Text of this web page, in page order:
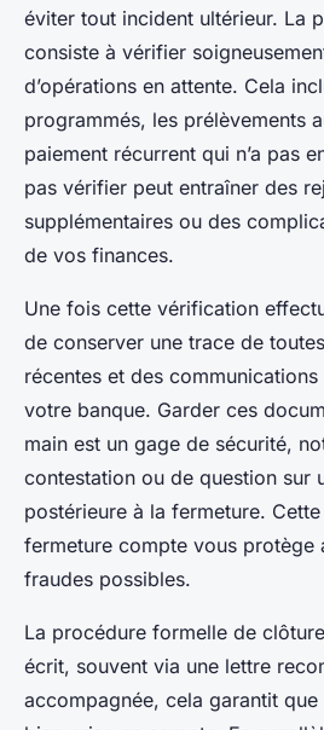
éviter tout incident ultérieur. La
consiste à vérifier
d’opérations en attente. Cela
programmés, les prélèvements
paiement récurrent qui n’a pas
pas vérifier peut entraîner des
supplémentaires ou des
de vos finances.
Une fois cette vérification
de conserver une trace de
récentes et des
votre banque. Garder ces
main est un gage de sécurité,
contestation ou de question sur
postérieure à la fermeture.
fermeture compte vous protège
fraudes possibles.
La procédure formelle de
écrit, souvent via une lettre
accompagnée, cela garantit